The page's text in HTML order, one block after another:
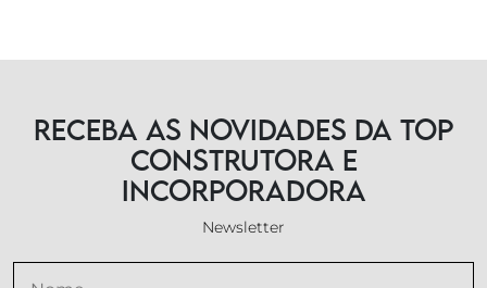
Receba as novidades da TOP
Construtora e
Incorporadora
Newsletter